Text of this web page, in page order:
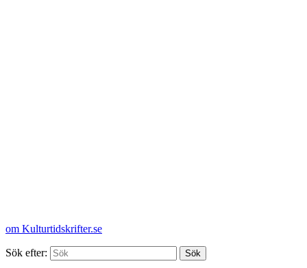
om Kulturtidskrifter.se
Sök efter: